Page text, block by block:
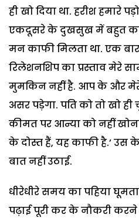
ही खो दिया था. हरीश हमारे
एकदूसरे के दुखसुख में बहुत
मन काफी मिलता था. एक
रिलेशनशिप का प्रस्ताव मेरे
मुमकिन नहीं है. आप के और मेरे
असर पड़ेगा. पति को तो खो
कीमत पर आन्या को नहीं
के दोस्त हैं, यह काफी है.’ उस
बात नहीं उठाई.
धीरेधीरे समय का पहिया
पढ़ाई पूरी कर के नौकरी